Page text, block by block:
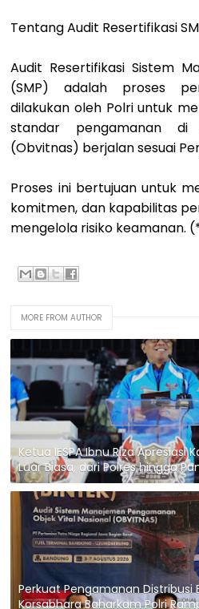
Tentang Audit Resertifikasi
Audit Resertifikasi Sistem
(SMP) adalah proses
dilakukan oleh Polri untuk
standar pengamanan
(Obvitnas) berjalan sesuai
Proses ini bertujuan untuk
komitmen, dan kapabilitas
mengelola risiko keamanan.
MORE FROM AUTHOR
Ketua IESPA Ibnu Riza Apresiasi
Luar Biasa, dari Polres hingga
Perkuat Pengamanan Distribusi
Korsabhara Baharkam Polri